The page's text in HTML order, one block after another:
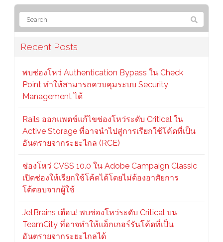
Recent Posts
พบช่องโหว่ Authentication Bypass ใน Check
Point ทำให้สามารถควบคุมระบบ Security
Management ได้
Rails ออกแพตช์แก้ไขช่องโหว่ระดับ Critical ใน
Active Storage ที่อาจนำไปสู่การเรียกใช้โค้ดที่เป็น
อันตรายจากระยะไกล (RCE)
ช่องโหว่ CVSS 10.0 ใน Adobe Campaign Classic
เปิดช่องให้เรียกใช้โค้ดได้โดยไม่ต้องอาศัยการ
โต้ตอบจากผู้ใช้
JetBrains เตือน! พบช่องโหว่ระดับ Critical บน
TeamCity ที่อาจทำให้แฮ็กเกอร์รันโค้ดที่เป็น
อันตรายจากระยะไกลได้